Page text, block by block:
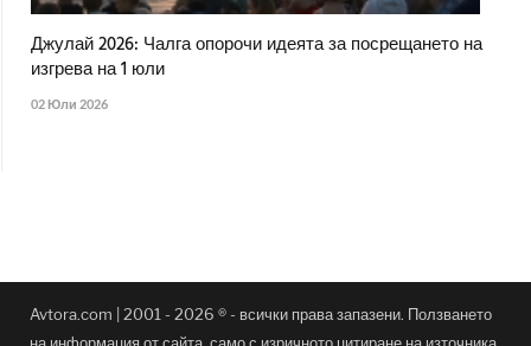
Джулай 2026: Чалга опорочи идеята за посрещането на
изгрева на 1 юли
02 Юли 2026
Avtora.com | 2001 - 2026 ® - всички права запазени. Ползването